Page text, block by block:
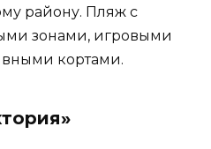
району. Пляж с
зонами, игровыми
кортами.